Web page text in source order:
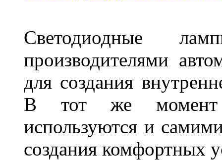
Светодиодные
производителями
для создания
В тот же момент
используются и
создания комфортных